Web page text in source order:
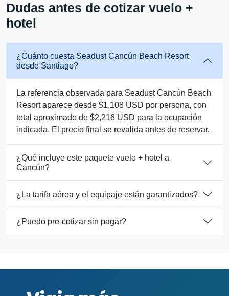
Dudas antes de cotizar vuelo +
hotel
¿Cuánto cuesta Seadust Cancún Beach Resort
desde Santiago?
La referencia observada para Seadust Cancún Beach
Resort aparece desde $1,108 USD por persona, con
total aproximado de $2,216 USD para la ocupación
indicada. El precio final se revalida antes de reservar.
¿Qué incluye este paquete vuelo + hotel a
Cancún?
¿La tarifa aérea y el equipaje están garantizados?
¿Puedo pre-cotizar sin pagar?